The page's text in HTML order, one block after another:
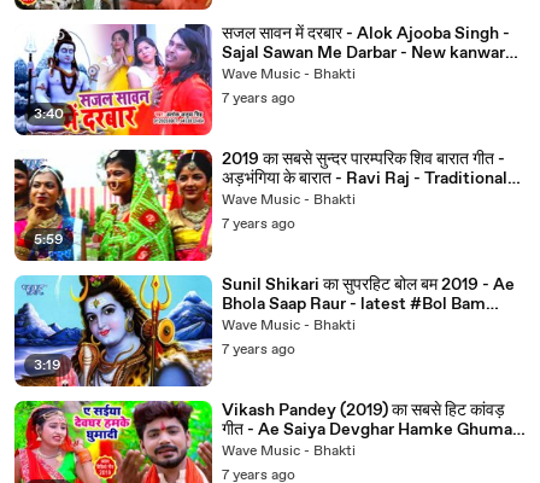
3:40
सजल सावन में दरबार - Alok Ajooba Singh -
Sajal Sawan Me Darbar - New kanwar
Geet 2019
Wave Music - Bhakti
7 years ago
5:59
2019 का सबसे सुन्दर पारम्परिक शिव बारात गीत -
अड़भंगिया के बारात - Ravi Raj - Traditional
Shiv Bhajan
Wave Music - Bhakti
7 years ago
3:19
Sunil Shikari का सुपरहिट बोल बम 2019 - Ae
Bhola Saap Raur - latest #Bol Bam
Song
Wave Music - Bhakti
7 years ago
Vikash Pandey (2019) का सबसे हिट कांवड़
गीत - Ae Saiya Devghar Hamke Ghuma
Di - BolBam Song 2019
Wave Music - Bhakti
7 years ago